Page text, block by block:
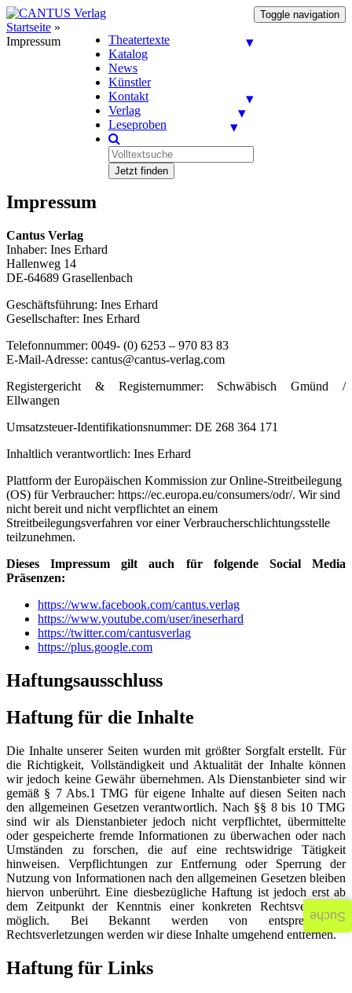
Toggle navigation
Theatertexte
Katalog
News
Künstler
Kontakt
Verlag
Leseproben
Jetzt finden
Startseite »
Impressum
Impressum
Cantus Verlag
Inhaber: Ines Erhard
Hallenweg 14
DE-64689 Grasellenbach
Geschäftsführung: Ines Erhard
Gesellschafter: Ines Erhard
Telefonnummer: 0049- (0) 6253 – 970 83 83
E-Mail-Adresse: cantus@cantus-verlag.com
Registergericht & Registernummer: Schwäbisch Gmünd /
Ellwangen
Umsatzsteuer-Identifikationsnummer: DE 268 364 171
Inhaltlich verantwortlich: Ines Erhard
Plattform der Europäischen Kommission zur Online-Streitbeilegung
(OS) für Verbraucher: https://ec.europa.eu/consumers/odr/. Wir sind
nicht bereit und nicht verpflichtet an einem
Streitbeilegungsverfahren vor einer Verbraucherschlichtungsstelle
teilzunehmen.
Dieses Impressum gilt auch für folgende Social Media
Präsenzen:
https://www.facebook.com/cantus.verlag
https://www.youtube.com/user/ineserhard
https://twitter.com/cantusverlag
https://plus.google.com
Haftungsausschluss
Haftung für die Inhalte
Die Inhalte unserer Seiten wurden mit größter Sorgfalt erstellt. Für
die Richtigkeit, Vollständigkeit und Aktualität der Inhalte können
wir jedoch keine Gewähr übernehmen. Als Dienstanbieter sind wir
gemäß § 7 Abs.1 TMG für eigene Inhalte auf diesen Seiten nach
den allgemeinen Gesetzen verantwortlich. Nach §§ 8 bis 10 TMG
sind wir als Dienstanbieter jedoch nicht verpflichtet, übermittelte
oder gespeicherte fremde Informationen zu überwachen oder nach
Umständen zu forschen, die auf eine rechtswidrige Tätigkeit
hinweisen. Verpflichtungen zur Entfernung oder Sperrung der
Nutzung von Informationen nach den allgemeinen Gesetzen bleiben
hiervon unberührt. Eine diesbezügliche Haftung ist jedoch erst ab
dem Zeitpunkt der Kenntnis einer konkreten Rechtsverletzung
möglich. Bei Bekannt werden von entsprechenden
Rechtsverletzungen werden wir diese Inhalte umgehend entfernen.
Haftung für Links
Suche